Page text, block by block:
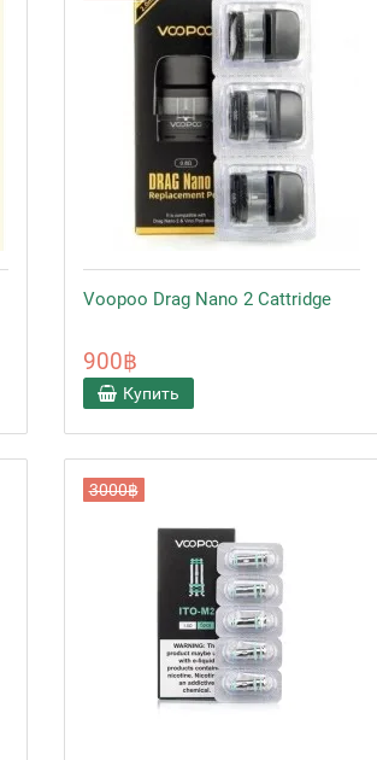
Voopoo Drag Nano 2 Cattridge
900฿
Купить
3000฿